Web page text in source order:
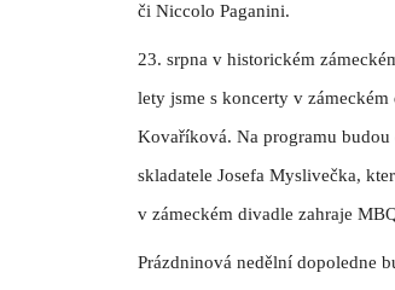
či Niccolo Paganini.
23. srpna v historickém
lety jsme s koncerty v zámeckém
Kovaříková. Na programu
skladatele Josefa Myslivečka,
v zámeckém divadle zahraje
Prázdninová nedělní dopoledne